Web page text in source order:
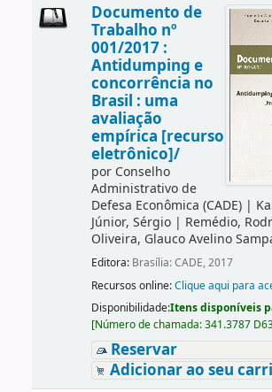
Documento de
Trabalho nº
001/2017 :
Antidumping e
concorrência no
Brasil : uma
avaliação
empírica [recurso
eletrônico]/
por Conselho
Administrativo de
Defesa Econômica (CADE)|
Júnior, Sérgio| Remédio,
Oliveira, Glauco Avelino
Editora: Brasília: CADE, 2017
Recursos online:Clique aqui para
Disponibilidade:Itens disponíveis
[Número de chamada:341.3787
Reservar
Adicionar ao seu